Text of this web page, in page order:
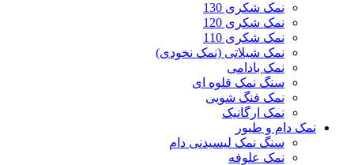
نمک شکری 130
نمک شکری 120
نمک شکری 110
نمک شیلاتی (نمک نخودی)
نمک بادامی
سنگ نمک قلوه ای
نمک فنگ شویی
نمک ارگانیک
نمک دام و طیور
سنگ نمک لیسیدنی دام
نمک علوفه